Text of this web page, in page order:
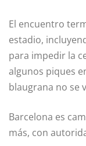
El encuentro
estadio,
para impedir la
algunos piques
blaugrana no se
Barcelona es
más, con